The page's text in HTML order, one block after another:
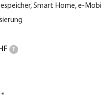
Smart Home, e-
?